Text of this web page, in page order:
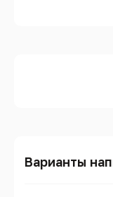
Варианты